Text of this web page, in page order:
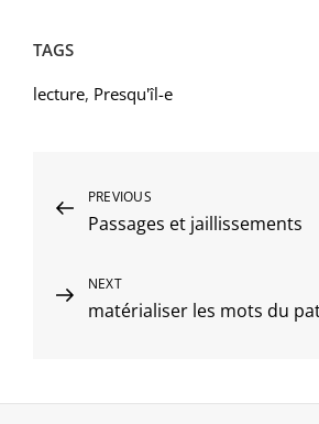
TAGS
lecture, Presqu'îl-e
Navigation
de
l’article
Previous
Post
PREVIOUS
Passages et jaillissements
Next
Post
NEXT
matérialiser les mots du